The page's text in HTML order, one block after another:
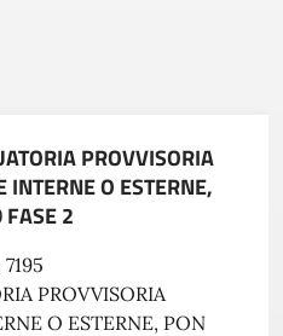
PROVVISORIA
INTERNE O ESTERNE,
FASE 2
7195
PROVVISORIA
O ESTERNE, PON